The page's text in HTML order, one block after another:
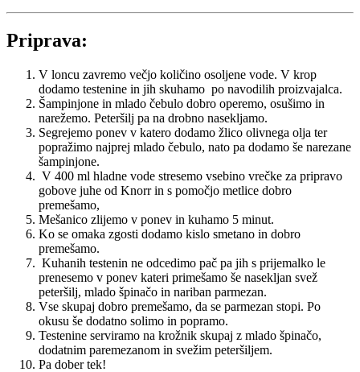
Priprava:
V loncu zavremo večjo količino osoljene vode. V krop
dodamo testenine in jih skuhamo po navodilih proizvajalca.
Šampinjone in mlado čebulo dobro operemo, osušimo in
narežemo. Peteršilj pa na drobno nasekljamo.
Segrejemo ponev v katero dodamo žlico olivnega olja ter
popražimo najprej mlado čebulo, nato pa dodamo še narezane
šampinjone.
V 400 ml hladne vode stresemo vsebino vrečke za pripravo
gobove juhe od Knorr in s pomočjo metlice dobro
premešamo,
Mešanico zlijemo v ponev in kuhamo 5 minut.
Ko se omaka zgosti dodamo kislo smetano in dobro
premešamo.
Kuhanih testenin ne odcedimo pač pa jih s prijemalko le
prenesemo v ponev kateri primešamo še nasekljan svež
peteršilj, mlado špinačo in nariban parmezan.
Vse skupaj dobro premešamo, da se parmezan stopi. Po
okusu še dodatno solimo in popramo.
Testenine serviramo na krožnik skupaj z mlado špinačo,
dodatnim paremezanom in svežim peteršiljem.
Pa dober tek!